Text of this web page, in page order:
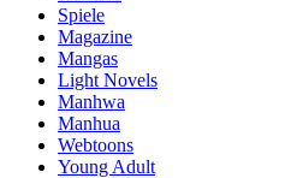
Spiele
Magazine
Mangas
Light Novels
Manhwa
Manhua
Webtoons
Young Adult